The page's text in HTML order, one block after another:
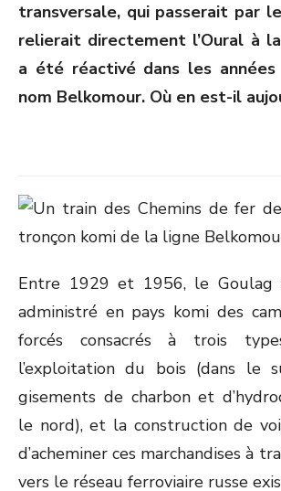
transversale, qui passerait par
relierait directement l’Oural à
a été réactivé dans les
nom Belkomour. Où en est-il
Entre 1929 et 1956, le
administré en pays komi des
forcés consacrés à trois
l’exploitation du bois (dans le
gisements de charbon et
le nord), et la construction de
d’acheminer ces marchandises à
vers le réseau ferroviaire russe